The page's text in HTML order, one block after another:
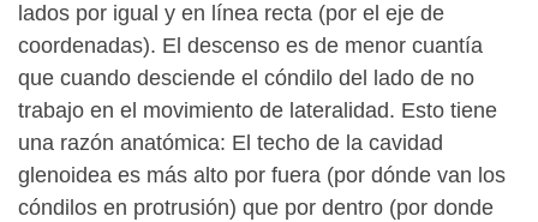
lados por igual y en línea recta (por el eje de
coordenadas). El descenso es de menor cuantía
que cuando desciende el cóndilo del lado de no
trabajo en el movimiento de lateralidad. Esto tiene
una razón anatómica: El techo de la cavidad
glenoidea es más alto por fuera (por dónde van los
cóndilos en protrusión) que por dentro (por donde